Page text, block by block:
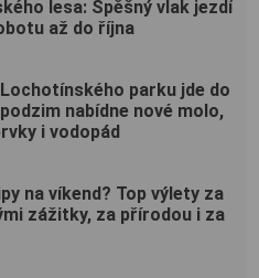
lesa: Spěšný vlak jezdí
až do října
parku jde do
nabídne nové molo,
i vodopád
na víkend? Top výlety za
zážitky, za přírodou i za